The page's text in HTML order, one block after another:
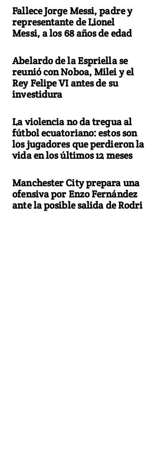
Fallece Jorge Messi, padre y
representante de Lionel
Messi, a los 68 años de edad
Abelardo de la Espriella se
reunió con Noboa, Milei y el
Rey Felipe VI antes de su
investidura
La violencia no da tregua al
fútbol ecuatoriano: estos son
los jugadores que perdieron la
vida en los últimos 12 meses
Manchester City prepara una
ofensiva por Enzo Fernández
ante la posible salida de Rodri